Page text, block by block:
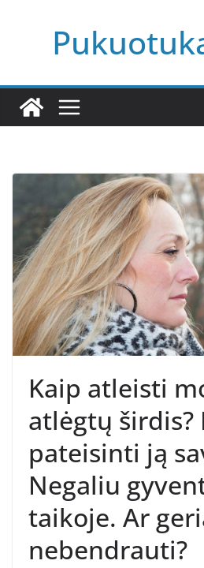
Kaip atleisti
atlėgtų širdis?
pateisinti ją
Negaliu
taikoje. Ar
nebendrauti?